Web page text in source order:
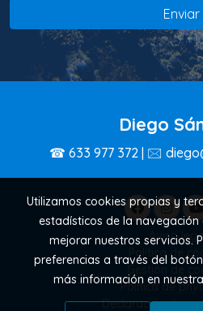
Enviar
Diego
☎ 633 977 372 | 🖂
Aviso
Política de
Política de
Declaración de
Utilizamos cookies propias y
estadísticos de la navegación
mejorar nuestros servicios.
preferencias a través del
más información en nuestra